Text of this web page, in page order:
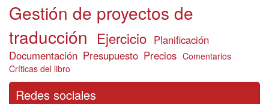
Gestión de proyectos de
traducción Ejercicio Planificación
Documentación Presupuesto Precios Comentarios
Críticas del libro
Redes sociales